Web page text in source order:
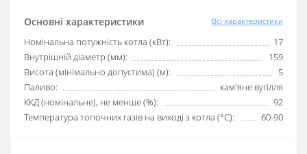
Основні характеристики Всі характеристики
Номінальна потужність котла (кВт):
17
Внутрішній діаметр (мм):
159
Висота (мінімально допустима) (м):
5
Паливо:
кам'яне вугілля
ККД (номінальне), не менше (%):
92
Температура топочних газів на виході з котла (°C):
60-90